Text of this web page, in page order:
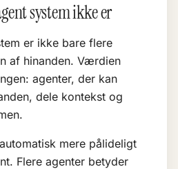
system ikke er
er ikke bare flere
af hinanden. Værdien
agenter, der kan
dele kontekst og
mere pålideligt
Flere agenter betyder